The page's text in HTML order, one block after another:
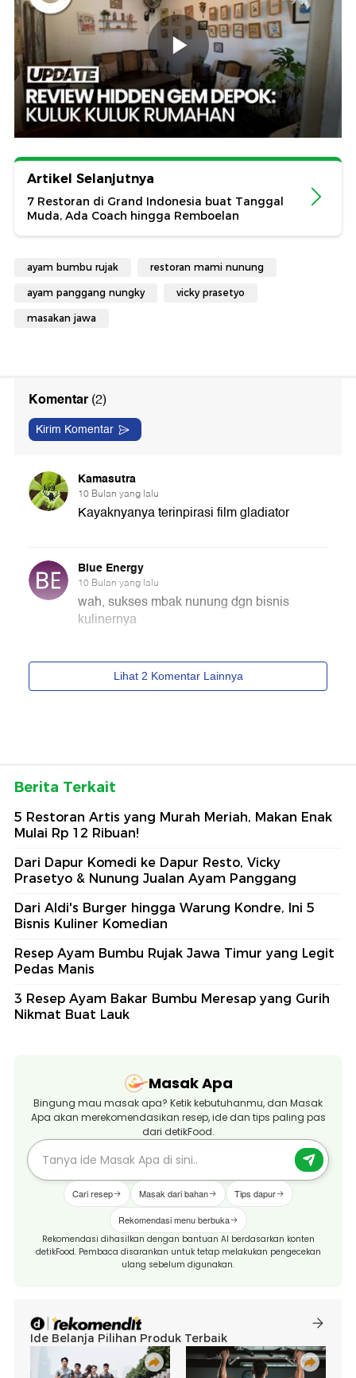
Artikel Selanjutnya
7 Restoran di Grand Indonesia buat Tanggal
Muda, Ada Coach hingga Remboelan
ayam bumbu rujak restoran mami nunung
ayam panggang nungky vicky prasetyo
masakan jawa
Berita Terkait
5 Restoran Artis yang Murah Meriah, Makan Enak
Mulai Rp 12 Ribuan!
Dari Dapur Komedi ke Dapur Resto, Vicky
Prasetyo & Nunung Jualan Ayam Panggang
Dari Aldi's Burger hingga Warung Kondre, Ini 5
Bisnis Kuliner Komedian
Resep Ayam Bumbu Rujak Jawa Timur yang Legit
Pedas Manis
3 Resep Ayam Bakar Bumbu Meresap yang Gurih
Nikmat Buat Lauk
Masak Apa
Bingung mau masak apa? Ketik kebutuhanmu, dan Masak
Apa akan merekomendasikan resep, ide dan tips paling pas
dari detikFood.
Cari resep Masak dari bahan Tips dapur
Rekomendasi menu berbuka
Rekomendasi dihasilkan dengan bantuan AI berdasarkan konten
detikFood. Pembaca disarankan untuk tetap melakukan pengecekan
ulang sebelum digunakan.